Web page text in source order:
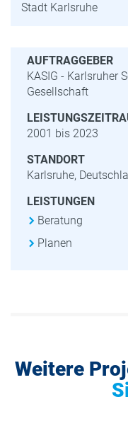
Stadt Karlsruhe
AUFTRAGGEBER
KASIG - Karlsruher
Gesellschaft
2001 bis 2023
STANDORT
Karlsruhe,
LEISTUNGEN
Beratung
Planen
Weitere